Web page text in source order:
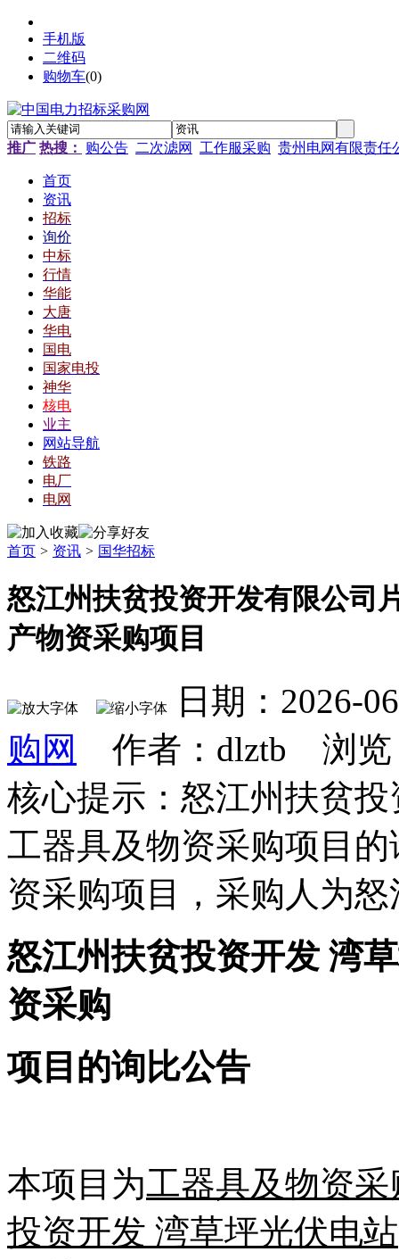
手机版
二维码
购物车(0)
推广 热搜： 购公告 二次滤网 工作服采购 贵州电网有限责任
首页
资讯
招标
询价
中标
行情
华能
大唐
华电
国电
国家电投
神华
核电
业主
网站导航
铁路
电厂
电网
首页 > 资讯 > 国华招标
怒江州扶贫投资开发有限公司
产物资采购项目
日期：2026-
购网
作者：dlztb 浏览
核心提示：怒江州扶贫
工器具及物资采购项目
资采购项目，采购人为
怒江州扶贫投资开发 湾
资采购
项目的询比公告
本项目为工器具及物资采
投资开发 湾草坪光伏电站